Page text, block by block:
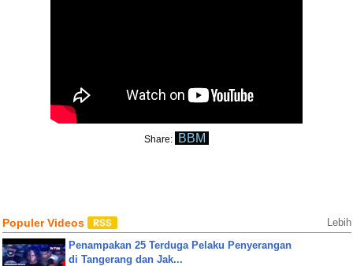
Share: BBM
Populer Videos Lebih
Penampakan 25 Terduga Pelaku Penyerangan
di Tangerang dan Jak...